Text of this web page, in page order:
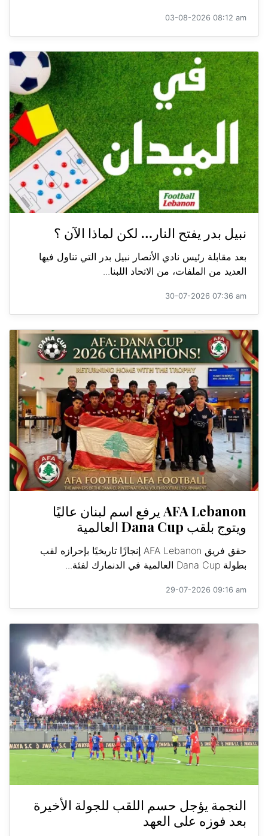
03-08-2026 08:12 am
نبيل بدر يفتح النار… لكن لماذا الآن ؟
بعد مقابلة رئيس نادي الأنصار نبيل بدر التي تناول فيها
العديد من الملفات، من الاتحاد اللبنا...
30-07-2026 07:36 am
AFA Lebanon يرفع اسم لبنان عاليًا
ويتوج بلقب Dana Cup العالمية
حقق فريق AFA Lebanon إنجازًا تاريخيًا بإحرازه لقب
بطولة Dana Cup العالمية في الدنمارك لفئة...
29-07-2026 09:16 am
النجمة يؤجل حسم اللقب للجولة الأخيرة
بعد فوزه على العهد